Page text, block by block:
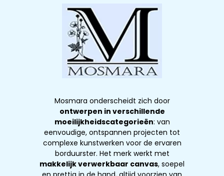
Mosmara onderscheidt zich door
ontwerpen in verschillende
moeilijkheidscategorieën: van
eenvoudige, ontspannen projecten tot
complexe kunstwerken voor de ervaren
borduurster. Het merk werkt met
makkelijk verwerkbaar canvas, soepel